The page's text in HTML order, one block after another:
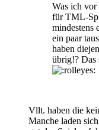
Was ich vor
für TML-
mindestens
ein paar
haben
übrig!? Das
Vllt. haben die
Manche laden